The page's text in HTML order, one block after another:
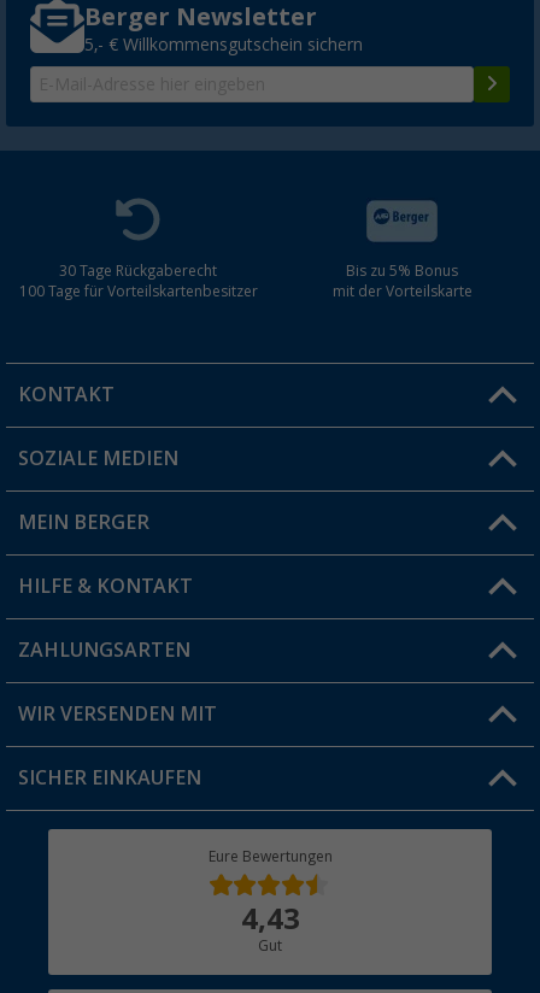
Berger Newsletter
5,- € Willkommensgutschein sichern
30 Tage Rückgaberecht
100 Tage für Vorteilskartenbesitzer
Bis zu 5% Bonus
mit der Vorteilskarte
KONTAKT
Du hast eine Frage?
Filiale finden
SOZIALE MEDIEN
MEIN BERGER
Vorteilskarte
Blog
Jobs & Karriere
HILFE & KONTAKT
FAQ & Kontakt
Versandinformationen
Rücksendung
ZAHLUNGSARTEN
WIR VERSENDEN MIT
SICHER EINKAUFEN
Eure Bewertungen
4,43
Gut